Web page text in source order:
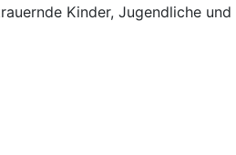
Kinder, Jugendliche